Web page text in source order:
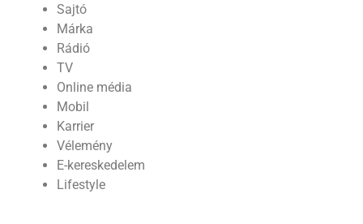
Sajtó
Márka
Rádió
TV
Online média
Mobil
Karrier
Vélemény
E-kereskedelem
Lifestyle